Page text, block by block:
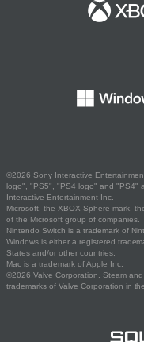
©2026 Sony Interactive
logo", "PS5", "PS4 logo" and "PS4"
Interactive Entertainment Inc.
Microsoft, the XBOX Sphere mark,
of the Microsoft group of companies.
Nintendo Switch is a trademark of
Windows is either a registered
States and/or other countries.
Mac is a trademark of Apple Inc.
©2026 Valve Corporation. Steam
trademarks of Valve Corporation in